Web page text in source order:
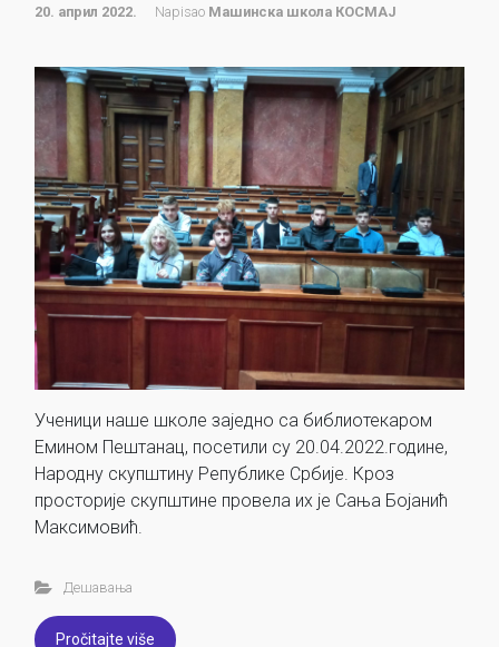
20. април 2022. Napisao Машинска школа КОСМАЈ
Ученици наше школе заједно са библиотекаром
Емином Пештанац, посетили су 20.04.2022.године,
Народну скупштину Републике Србије. Кроз
просторије скупштине провела их је Сања Бојанић
Максимовић.
Дешавања
Pročitajte više